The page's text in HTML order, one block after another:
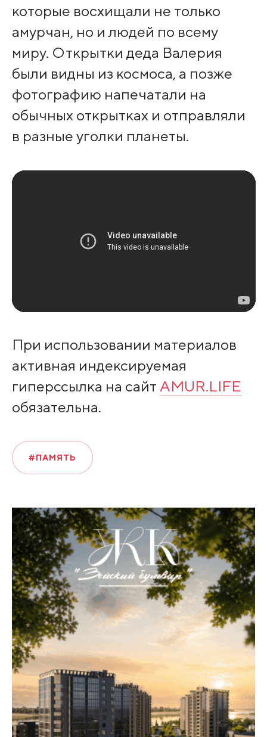
которые восхищали не только
амурчан, но и людей по всему
миру. Открытки деда Валерия
были видны из космоса, а позже
фотографию напечатали на
обычных открытках и отправляли
в разные уголки планеты.
При использовании материалов
активная индексируемая
гиперссылка на сайт AMUR.LIFE
обязательна.
#ПАМЯТЬ